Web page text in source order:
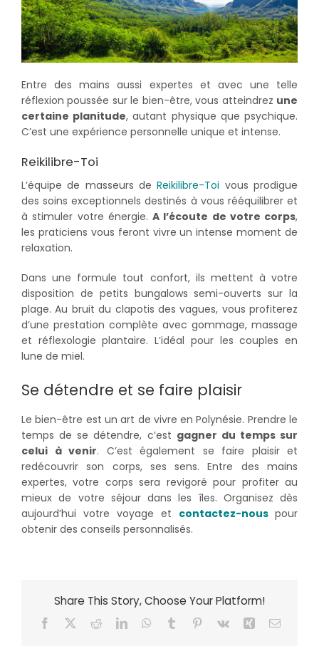
Entre des mains aussi expertes et avec une telle
réflexion poussée sur le bien-être, vous atteindrez une
certaine planitude, autant physique que psychique.
C’est une expérience personnelle unique et intense.
Reikilibre-Toi
L’équipe de masseurs deReikilibre-Toi vous prodigue
des soins exceptionnels destinés à vous rééquilibrer et
à stimuler votre énergie. A l’écoute de votre corps,
les praticiens vous feront vivre un intense moment de
relaxation.
Dans une formule tout confort, ils mettent à votre
disposition de petits bungalows semi-ouverts sur la
plage. Au bruit du clapotis des vagues, vous profiterez
d’une prestation complète avec gommage, massage
et réflexologie plantaire. L’idéal pour les couples en
lune de miel.
Se détendre et se faire plaisir
Le bien-être est un art de vivre en Polynésie. Prendre le
temps de se détendre, c’est gagner du temps sur
celui à venir. C’est également se faire plaisir et
redécouvrir son corps, ses sens. Entre des mains
expertes, votre corps sera revigoré pour profiter au
mieux de votre séjour dans les îles. Organisez dès
aujourd’hui votre voyage et contactez-nous pour
obtenir des conseils personnalisés.
Share This Story, Choose Your Platform!
Facebook RedditLinkedInWhatsApp
Tumblr Pinterest
Vk Xing Email